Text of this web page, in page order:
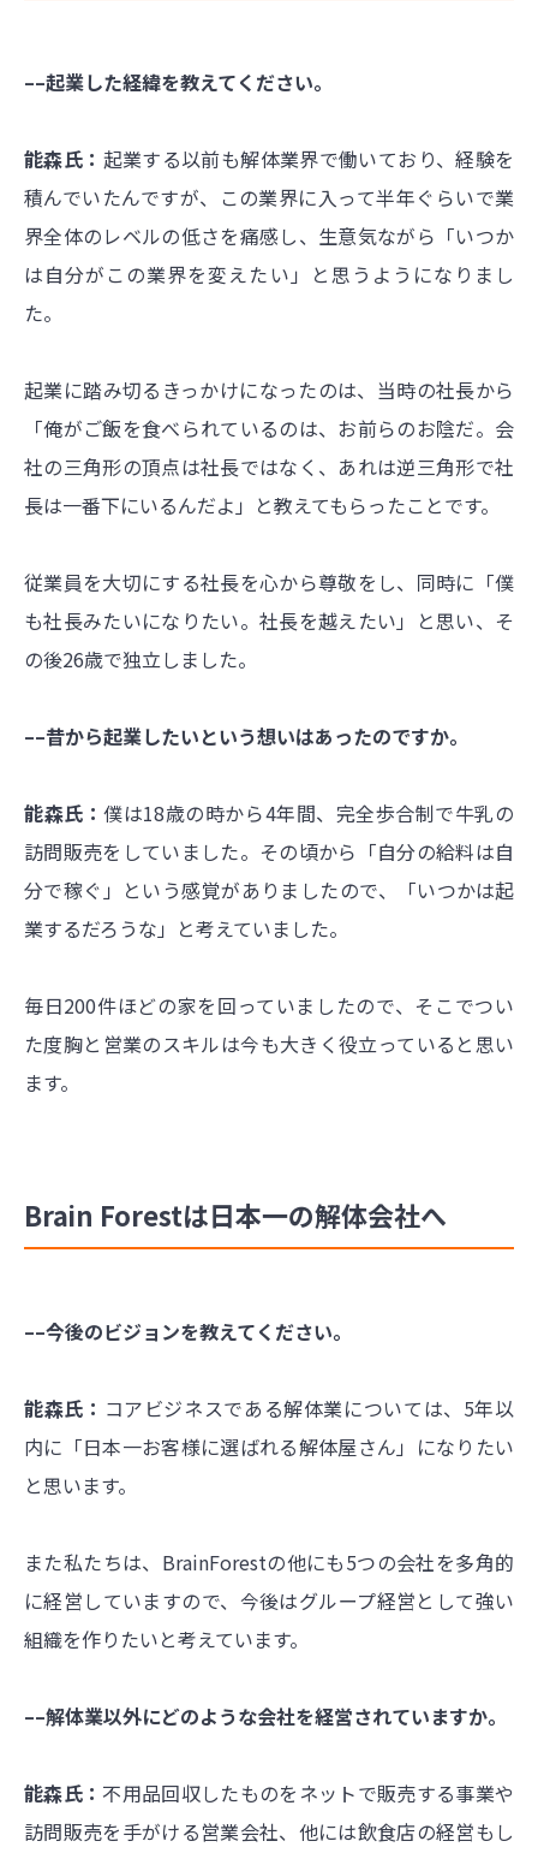
––起業した経緯を教えてください。
能森氏： 起業する以前も解体業界で働いており、経験を
積んでいたんですが、この業界に入って半年ぐらいで業
界全体のレベルの低さを痛感し、生意気ながら「いつか
は自分がこの業界を変えたい」と思うようになりまし
た。
起業に踏み切るきっかけになったのは、当時の社長から
「俺がご飯を食べられているのは、お前らのお陰だ。会
社の三角形の頂点は社長ではなく、あれは逆三角形で社
長は一番下にいるんだよ」と教えてもらったことです。
従業員を大切にする社長を心から尊敬をし、同時に「僕
も社長みたいになりたい。社長を越えたい」と思い、そ
の後26歳で独立しました。
––昔から起業したいという想いはあったのですか。
能森氏：僕は18歳の時から4年間、完全歩合制で牛乳の
訪問販売をしていました。その頃から「自分の給料は自
分で稼ぐ」という感覚がありましたので、「いつかは起
業するだろうな」と考えていました。
毎日200件ほどの家を回っていましたので、そこでつい
た度胸と営業のスキルは今も大きく役立っていると思い
ます。
Brain Forestは日本一の解体会社へ
––今後のビジョンを教えてください。
能森氏： コアビジネスである解体業については、5年以
内に「日本一お客様に選ばれる解体屋さん」になりたい
と思います。
また私たちは、BrainForestの他にも5つの会社を多角的
に経営していますので、今後はグループ経営として強い
組織を作りたいと考えています。
––解体業以外にどのような会社を経営されていますか。
能森氏： 不用品回収したものをネットで販売する事業や
訪問販売を手がける営業会社、他には飲食店の経営もし